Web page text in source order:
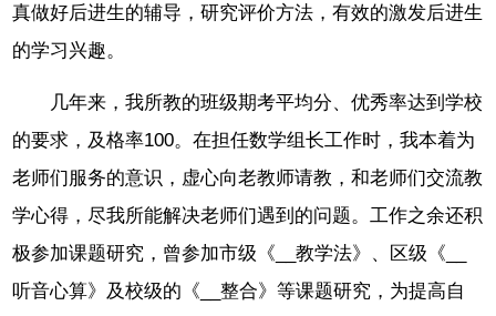
真做好后进生的辅导，研究评价方法，有效的激发后进生
的学习兴趣。
几年来，我所教的班级期考平均分、优秀率达到学校
的要求，及格率100。在担任数学组长工作时，我本着为
老师们服务的意识，虚心向老教师请教，和老师们交流教
学心得，尽我所能解决老师们遇到的问题。工作之余还积
极参加课题研究，曾参加市级《__教学法》、区级《__
听音心算》及校级的《__整合》等课题研究，为提高自